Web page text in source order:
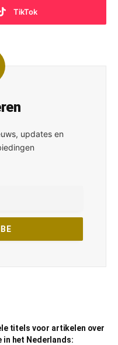
TikTok
updates en
titels voor artikelen over
het Nederlands: